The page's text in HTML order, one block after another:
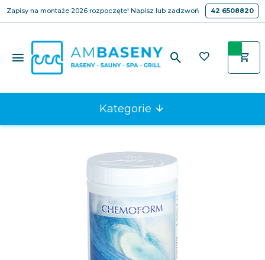
Zapisy na montaże 2026 rozpoczęte! Napisz lub zadzwoń 42 6508820
Kategorie